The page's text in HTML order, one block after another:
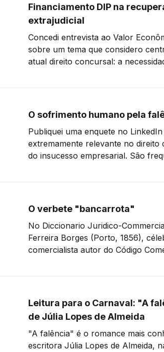
é, a um só tempo,
Financiamento DIP na
extrajudicial
Concedi entrevista ao Valor
sobre um tema que considero
atual direito concursal: a
promovidas pela reforma da Lei
A reportagem também ouviu os
amigos Leonardo Adriano
O sofrimento humano pela
Publiquei uma enquete no
extremamente relevante no direito
do insucesso empresarial. São
O verbete "bancarrota"
No Diccionario Juridico-
Ferreira Borges (Porto, 1856),
comercialista autor do Código
estar em estado de banca-rota,
quebra, fallencia. Parece que esta
Leitura para o Carnaval: "A
de Júlia Lopes de Almeida
"A falência" é o romance mais
escritora Júlia Lopes de Almeida,